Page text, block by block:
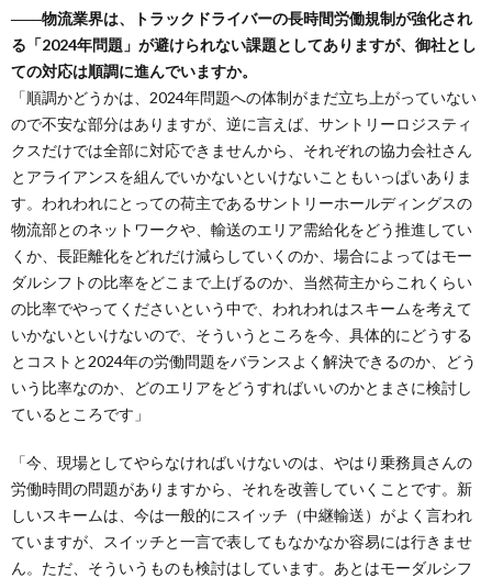
――物流業界は、トラックドライバーの長時間労働規制が強化され
る「2024年問題」が避けられない課題としてありますが、御社とし
ての対応は順調に進んでいますか。
「順調かどうかは、2024年問題への体制がまだ立ち上がっていない
ので不安な部分はありますが、逆に言えば、サントリーロジスティ
クスだけでは全部に対応できませんから、それぞれの協力会社さん
とアライアンスを組んでいかないといけないこともいっぱいありま
す。われわれにとっての荷主であるサントリーホールディングスの
物流部とのネットワークや、輸送のエリア需給化をどう推進してい
くか、長距離化をどれだけ減らしていくのか、場合によってはモー
ダルシフトの比率をどこまで上げるのか、当然荷主からこれくらい
の比率でやってくださいという中で、われわれはスキームを考えて
いかないといけないので、そういうところを今、具体的にどうする
とコストと2024年の労働問題をバランスよく解決できるのか、どう
いう比率なのか、どのエリアをどうすればいいのかとまさに検討し
ているところです」
「今、現場としてやらなければいけないのは、やはり乗務員さんの
労働時間の問題がありますから、それを改善していくことです。新
しいスキームは、今は一般的にスイッチ（中継輸送）がよく言われ
ていますが、スイッチと一言で表してもなかなか容易には行きませ
ん。ただ、そういうものも検討はしています。あとはモーダルシフ